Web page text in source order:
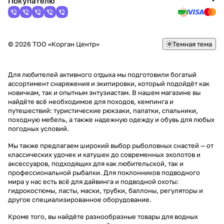
© 2026 ТОО «Корган Центр» Темная тема
Для любителей активного отдыха мы подготовили богатый
ассортимент снаряжения и экипировки, который подойдёт как
новичкам, так и опытным энтузиастам. В нашем магазине вы
найдёте всё необходимое для походов, кемпинга и
путешествий: туристические рюкзаки, палатки, спальники,
походную мебель, а также надежную одежду и обувь для любых
погодных условий.
Мы также предлагаем широкий выбор рыболовных снастей — от
классических удочек и катушек до современных эхолотов и
аксессуаров, подходящих для как любительской, так и
профессиональной рыбалки. Для поклонников подводного
мира у нас есть всё для дайвинга и подводной охоты:
гидрокостюмы, ласты, маски, трубки, баллоны, регуляторы и
другое специализированное оборудование.
Кроме того, вы найдёте разнообразные товары для водных